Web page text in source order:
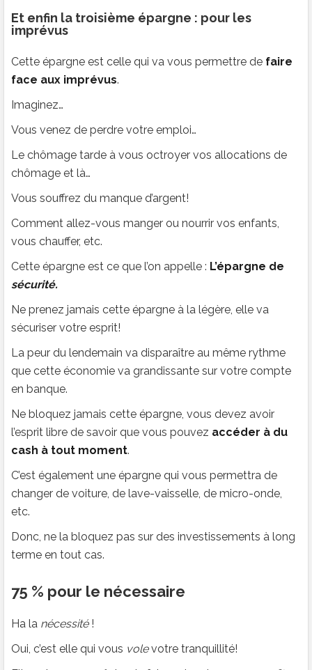
Et enfin la troisième épargne : pour les
imprévus
Cette épargne est celle qui va vous permettre de faire
face aux imprévus.
Imaginez…
Vous venez de perdre votre emploi…
Le chômage tarde à vous octroyer vos allocations de
chômage et là…
Vous souffrez du manque d’argent!
Comment allez-vous manger ou nourrir vos enfants,
vous chauffer, etc.
Cette épargne est ce que l’on appelle : L’épargne de
sécurité.
Ne prenez jamais cette épargne à la légère, elle va
sécuriser votre esprit!
La peur du lendemain va disparaître au même rythme
que cette économie va grandissante sur votre compte
en banque.
Ne bloquez jamais cette épargne, vous devez avoir
l’esprit libre de savoir que vous pouvez accéder à du
cash à tout moment.
C’est également une épargne qui vous permettra de
changer de voiture, de lave-vaisselle, de micro-onde,
etc.
Donc, ne la bloquez pas sur des investissements à long
terme en tout cas.
75 % pour le nécessaire
Ha la nécessité!
Oui, c’est elle qui vous volevotre tranquillité!